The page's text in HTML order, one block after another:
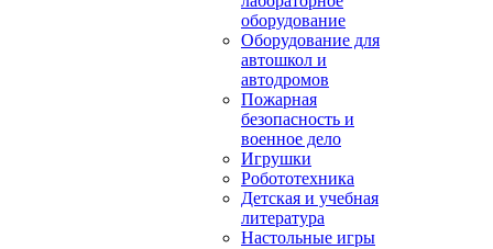
оборудование
Оборудование для
автошкол и
автодромов
Пожарная
безопасность и
военное дело
Игрушки
Робототехника
Детская и учебная
литература
Настольные игры